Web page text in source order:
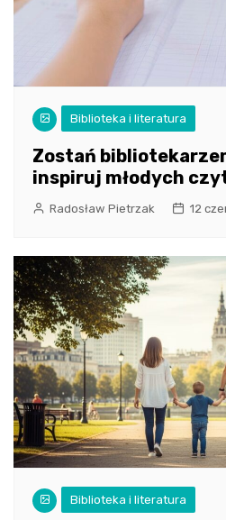
Biblioteka i literatura
Zostań
inspiruj młodych
Radosław Pietrzak 12
Biblioteka i literatura